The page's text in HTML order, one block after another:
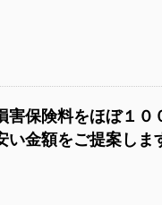
害保険料をほぼ１０
い金額をご提案しま